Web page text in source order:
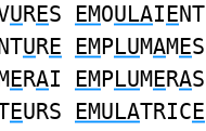
URES EMOULAIENT
URE EMPLUMAMES
ERAI EMPLUMERAS
EURS EMULATRICE